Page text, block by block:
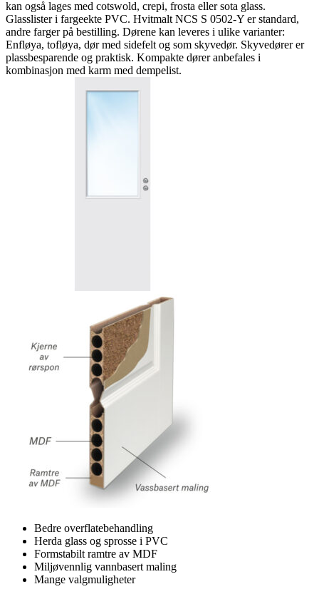
kan også lages med cotswold, crepi, frosta eller sota glass.
Glasslister i fargeekte PVC. Hvitmalt NCS S 0502-Y er standard,
andre farger på bestilling. Dørene kan leveres i ulike varianter:
Enfløya, tofløya, dør med sidefelt og som skyvedør. Skyvedører er
plassbesparende og praktisk. Kompakte dører anbefales i
kombinasjon med karm med dempelist.
Bedre overflatebehandling
Herda glass og sprosse i PVC
Formstabilt ramtre av MDF
Miljøvennlig vannbasert maling
Mange valgmuligheter